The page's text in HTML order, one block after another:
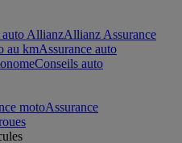
auto AllianzAllianz Assurance
au kmAssurance auto
Conseils auto
motoAssurance